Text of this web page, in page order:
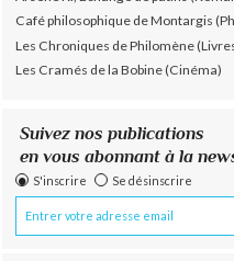
Café philosophique de Montargis
Les Chroniques de Philomène
Les Cramés de la Bobine (Cinéma)
Suivez nos publications
en vous abonnant à la
S'inscrire Se désinscrire